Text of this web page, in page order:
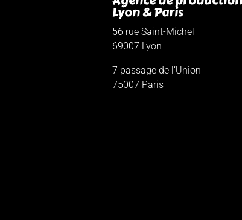
Lyon & Paris
56 rue Saint-Michel
69007 Lyon
7 passage de l’Union
75007 Paris